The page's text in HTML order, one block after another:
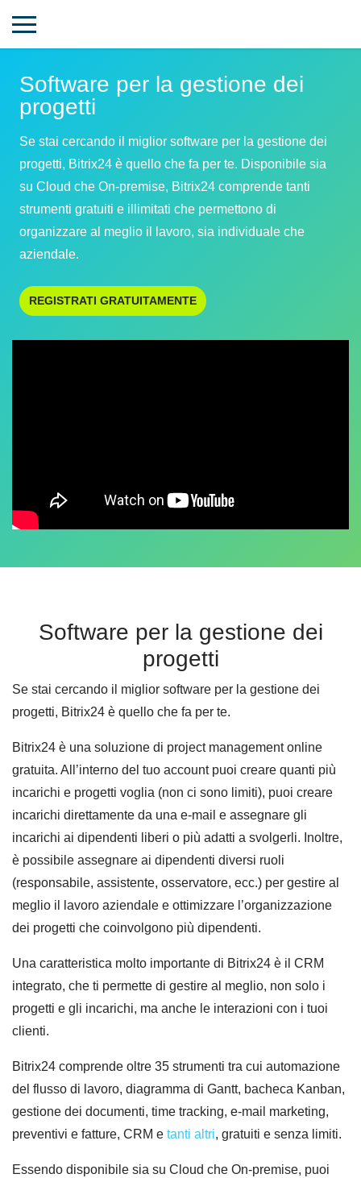
Software per la gestione dei
progetti
Se stai cercando il miglior software per la gestione dei
progetti, Bitrix24 è quello che fa per te. Disponibile sia
su Cloud che On-premise, Bitrix24 comprende tanti
strumenti gratuiti e illimitati che permettono di
organizzare al meglio il lavoro, sia individuale che
aziendale.
REGISTRATI GRATUITAMENTE
Software per la gestione dei
progetti
Se stai cercando il miglior software per la gestione dei
progetti, Bitrix24 è quello che fa per te.
Bitrix24 è una soluzione di project management online
gratuita. All’interno del tuo account puoi creare quanti più
incarichi e progetti voglia (non ci sono limiti), puoi creare
incarichi direttamente da una e-mail e assegnare gli
incarichi ai dipendenti liberi o più adatti a svolgerli. Inoltre,
è possibile assegnare ai dipendenti diversi ruoli
(responsabile, assistente, osservatore, ecc.) per gestire al
meglio il lavoro aziendale e ottimizzare l’organizzazione
dei progetti che coinvolgono più dipendenti.
Una caratteristica molto importante di Bitrix24 è il CRM
integrato, che ti permette di gestire al meglio, non solo i
progetti e gli incarichi, ma anche le interazioni con i tuoi
clienti.
Bitrix24 comprende oltre 35 strumenti tra cui automazione
del flusso di lavoro, diagramma di Gantt, bacheca Kanban,
gestione dei documenti, time tracking, e-mail marketing,
preventivi e fatture, CRM e tanti altri, gratuiti e senza limiti.
Essendo disponibile sia su Cloud che On-premise, puoi